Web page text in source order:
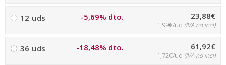
12 uds -5,69% dto. 23,88€
1,99€/ud (IVA no incl)
36 uds -18,48% dto. 61,92€
1,72€/ud (IVA no incl)